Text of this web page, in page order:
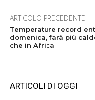
ARTICOLO PRECEDENTE
Temperature record
domenica, farà più
che in Africa
ARTICOLI DI OGGI